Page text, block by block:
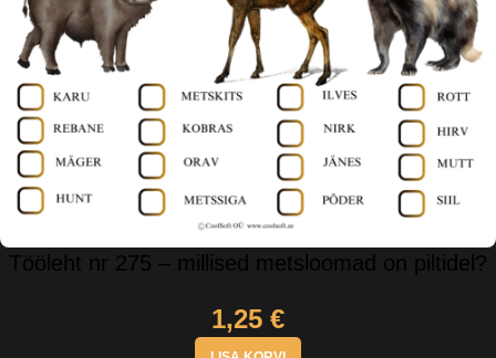
Tööleht nr 275 – millised metsloomad on piltidel?
1,25 €